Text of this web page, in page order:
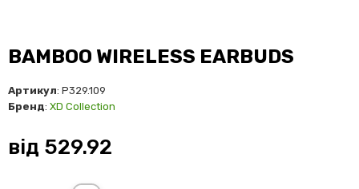
BAMBOO WIRELESS EARBUDS
Артикул: P329.109
Бренд: XD Collection
від 529.92